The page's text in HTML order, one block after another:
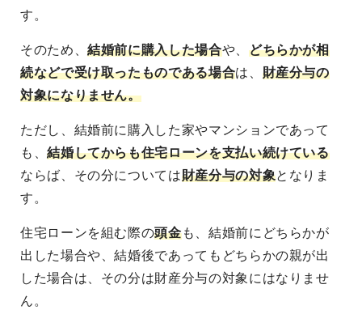
す。
そのため、結婚前に購入した場合や、 どちらかが相
続などで受け取ったものである場合は、 財産分与の
対象になりません。
ただし、結婚前に購入した家やマンションであって
も、結婚してからも住宅ローンを支払い続けている
ならば、その分については財産分与の対象となりま
す。
住宅ローンを組む際の頭金も、結婚前にどちらかが
出した場合や、結婚後であってもどちらかの親が出
した場合は、その分は財産分与の対象にはなりませ
ん。